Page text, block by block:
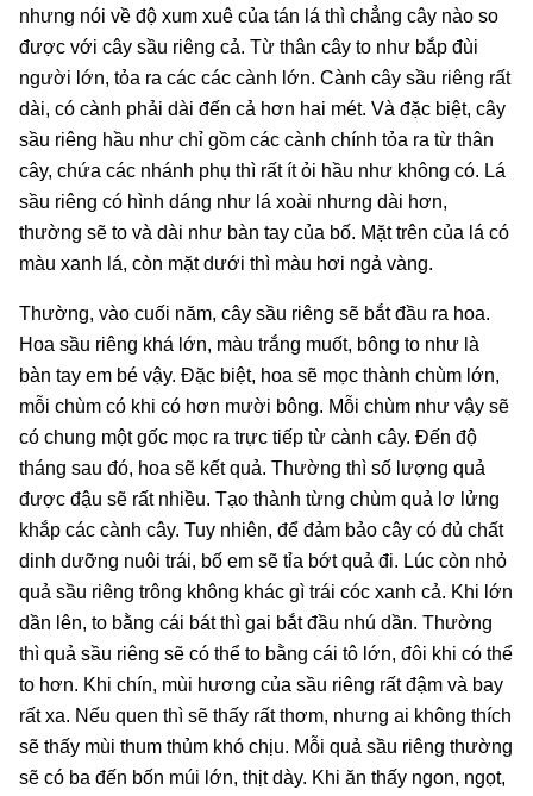
nhưng nói về độ xum xuê của tán lá thì chẳng cây nào so
được với cây sầu riêng cả. Từ thân cây to như bắp đùi
người lớn, tỏa ra các các cành lớn. Cành cây sầu riêng rất
dài, có cành phải dài đến cả hơn hai mét. Và đặc biệt, cây
sầu riêng hầu như chỉ gồm các cành chính tỏa ra từ thân
cây, chứa các nhánh phụ thì rất ít ỏi hầu như không có. Lá
sầu riêng có hình dáng như lá xoài nhưng dài hơn,
thường sẽ to và dài như bàn tay của bố. Mặt trên của lá có
màu xanh lá, còn mặt dưới thì màu hơi ngả vàng.
Thường, vào cuối năm, cây sầu riêng sẽ bắt đầu ra hoa.
Hoa sầu riêng khá lớn, màu trắng muốt, bông to như là
bàn tay em bé vậy. Đặc biệt, hoa sẽ mọc thành chùm lớn,
mỗi chùm có khi có hơn mười bông. Mỗi chùm như vậy sẽ
có chung một gốc mọc ra trực tiếp từ cành cây. Đến độ
tháng sau đó, hoa sẽ kết quả. Thường thì số lượng quả
được đậu sẽ rất nhiều. Tạo thành từng chùm quả lơ lửng
khắp các cành cây. Tuy nhiên, để đảm bảo cây có đủ chất
dinh dưỡng nuôi trái, bố em sẽ tỉa bớt quả đi. Lúc còn nhỏ
quả sầu riêng trông không khác gì trái cóc xanh cả. Khi lớn
dần lên, to bằng cái bát thì gai bắt đầu nhú dần. Thường
thì quả sầu riêng sẽ có thể to bằng cái tô lớn, đôi khi có thể
to hơn. Khi chín, mùi hương của sầu riêng rất đậm và bay
rất xa. Nếu quen thì sẽ thấy rất thơm, nhưng ai không thích
sẽ thấy mùi thum thủm khó chịu. Mỗi quả sầu riêng thường
sẽ có ba đến bốn múi lớn, thịt dày. Khi ăn thấy ngon, ngọt,